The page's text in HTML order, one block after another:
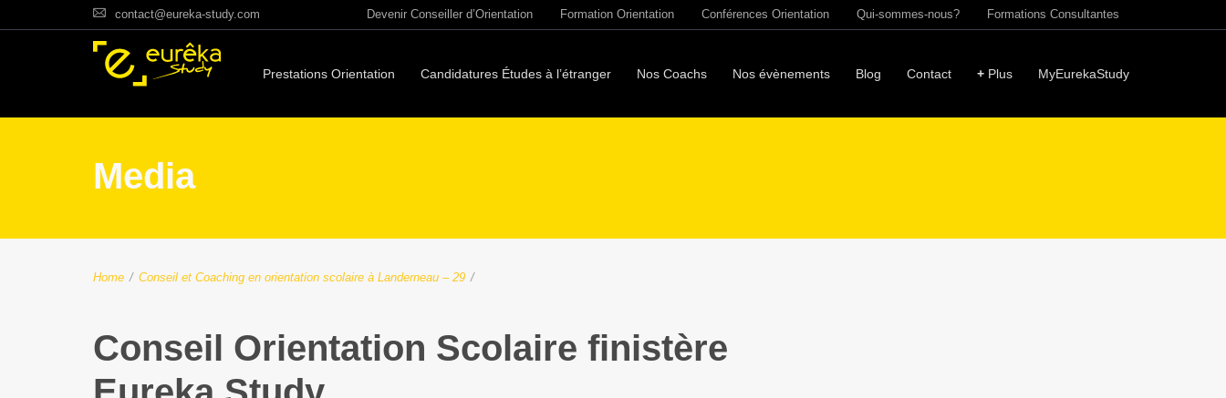
contact@eureka-study.com Devenir Conseiller d’Orientation Formation Orientation Conférences Orientation Qui-sommes-nous? Formations Consultantes
Prestations Orientation Candidatures Études à l’étranger Nos Coachs Nos évènements Blog Contact + Plus MyEurekaStudy
Media
Home / Conseil et Coaching en orientation scolaire à Landerneau – 29 /
Conseil Orientation Scolaire finistère